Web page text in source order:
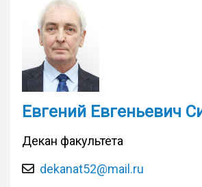
Eвгений Евгеньевич
Декан факультета
dekanat52@mail.ru